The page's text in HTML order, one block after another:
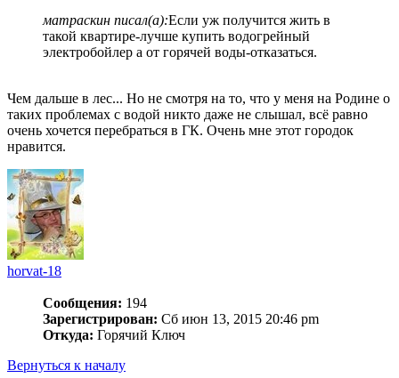
матраскин писал(а):Если уж получится жить в
такой квартире-лучше купить водогрейный
электробойлер а от горячей воды-отказаться.
Чем дальше в лес... Но не смотря на то, что у меня на Родине о
таких проблемах с водой никто даже не слышал, всё равно
очень хочется перебраться в ГК. Очень мне этот городок
нравится.
horvat-18
Сообщения: 194
Зарегистрирован: Сб июн 13, 2015 20:46 pm
Откуда: Горячий Ключ
Вернуться к началу